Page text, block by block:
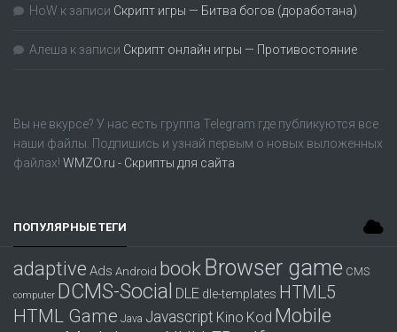
HoW к записи Скрипт игры — Битва богов (доработана)
Алеша к записи Скрипт онлайн игры — Противостояние
Вы не вкурсе? У нас есть группа Telegram где публикуются все
наши файлы. Подпишись и узнай первым о новых выложенных
файлах! WMZO.ru - Скрипты для сайта
ПОПУЛЯРНЫЕ ТЕГИ
adaptive Ads Android book Browser game CMS
computer DCMS-Social DLE dle-templates HTML5
HTML Game Java Javascript Kino Kod Mobile